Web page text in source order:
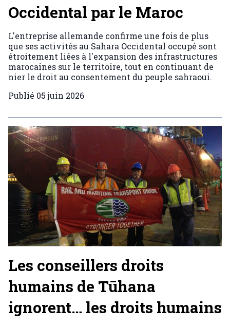
Occidental par le Maroc
L'entreprise allemande confirme une fois de plus
que ses activités au Sahara Occidental occupé sont
étroitement liées à l'expansion des infrastructures
marocaines sur le territoire, tout en continuant de
nier le droit au consentement du peuple sahraoui.
Publié 05 juin 2026
Les conseillers droits
humains de Tūhana
ignorent… les droits humains